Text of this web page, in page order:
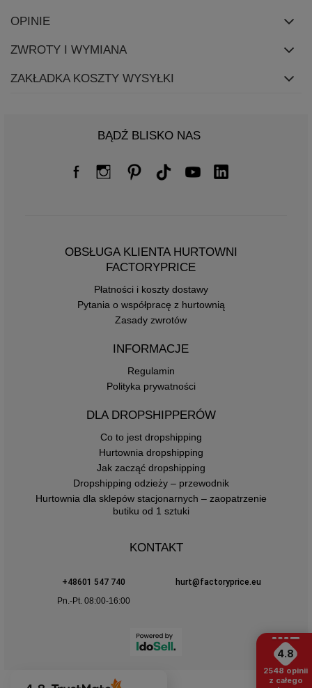
OPINIE
ZWROTY I WYMIANA
ZAKŁADKA KOSZTY WYSYŁKI
BĄDŹ BLISKO NAS
OBSŁUGA KLIENTA HURTOWNI
FACTORYPRICE
Płatności i koszty dostawy
Pytania o współpracę z hurtownią
Zasady zwrotów
INFORMACJE
Regulamin
Polityka prywatności
DLA DROPSHIPPERÓW
Co to jest dropshipping
Hurtownia dropshipping
Jak zacząć dropshipping
Dropshipping odzieży – przewodnik
Hurtownia dla sklepów stacjonarnych – zaopatrzenie
butiku od 1 sztuki
KONTAKT
+48601 547 740
hurt@factoryprice.eu
Pn.-Pt. 08:00-16:00
4.8
2548 opinii
z całego